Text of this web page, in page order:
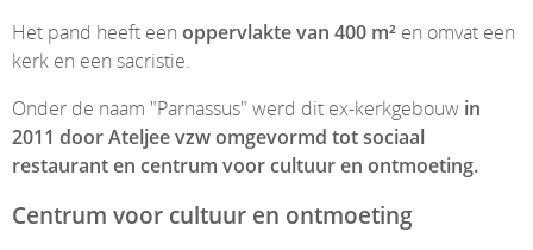
Het pand heeft een oppervlakte van 400 m² en omvat een
kerk en een sacristie.
Onder de naam "Parnassus" werd dit ex-kerkgebouw in
2011 door Ateljee vzw omgevormd tot sociaal
restaurant en centrum voor cultuur en ontmoeting.
Centrum voor cultuur en ontmoeting